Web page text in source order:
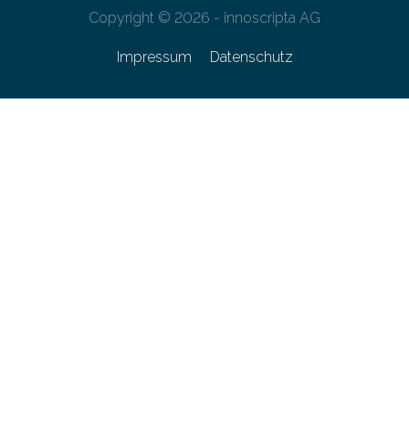
Copyright © 2026 - innoscripta AG
Impressum Datenschutz